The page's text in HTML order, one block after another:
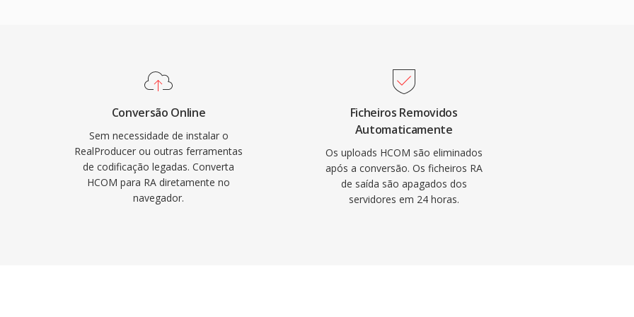
confiáveis. No
de milhões de
do RealAudio
técnica duradoura foi
que
DASH. Embora
de conteúdo
Conversão Online
Sem necessidade de instalar o
RealProducer ou outras ferramentas
de codificação legadas. Converta
HCOM para RA diretamente no
navegador.
Ficheiros Removidos
Automaticamente
Os uploads HCOM são eliminados
após a conversão. Os ficheiros RA
de saída são apagados dos
servidores em 24 horas.